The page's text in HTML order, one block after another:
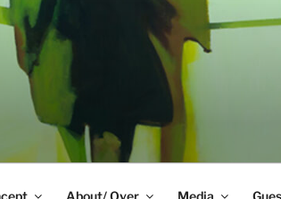
About/ Over Media